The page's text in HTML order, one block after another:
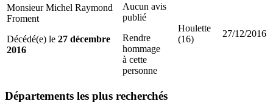
Monsieur Michel Raymond
Froment
Décédé(e) le 27 décembre
2016
Aucun avis
publié
Rendre
hommage
à cette
personne
Houlette
(16)
27/12/2016
Départements les plus recherchés